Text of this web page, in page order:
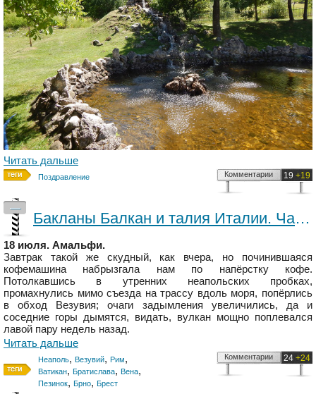
Читать дальше
Поздравление 19 +19
Комментарии
—
Бакланы Балкан и талия Италии. Часть 4
18 июля. Амальфи.
Завтрак такой же скудный, как вчера, но починившаяся
кофемашина набрызгала нам по напёрстку кофе.
Потолкавшись в утренних неапольских пробках,
промахнулись мимо съезда на трассу вдоль моря, попёрлись
в обход Везувия; очаги задымления увеличились, да и
соседние горы дымятся, видать, вулкан мощно поплевался
лавой пару недель назад.
Читать дальше
Неаполь, Везувий, Рим,
Ватикан, Братислава, Вена,
Пезинок, Брно, Брест
24 +24
Комментарии